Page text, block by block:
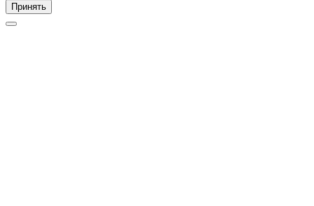
Принять